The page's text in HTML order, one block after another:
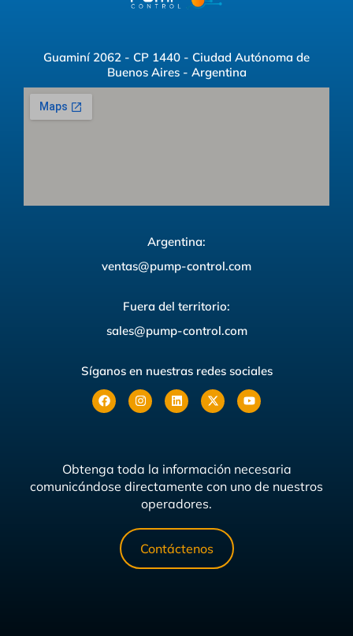
Guaminí 2062 - CP 1440 - Ciudad Autónoma de
Buenos Aires - Argentina
Argentina:
ventas@pump-control.com
Fuera del territorio:
sales@pump-control.com
Síganos en nuestras redes sociales
Obtenga toda la información necesaria
comunicándose directamente con uno de nuestros
operadores.
Contáctenos